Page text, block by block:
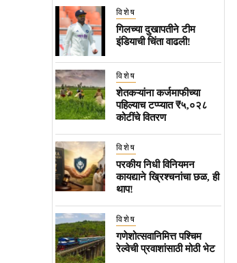
विशेष
गिलच्या दुखापतीने टीम
इंडियाची चिंता वाढली!
विशेष
शेतकऱ्यांना कर्जमाफीच्या
पहिल्याच टप्प्यात ₹५,०२८
कोटींचे वितरण
विशेष
परकीय निधी विनियमन
कायद्याने ख्रिश्चनांचा छळ, ही
थाप!
विशेष
गणेशोत्सवानिमित्त पश्चिम
रेल्वेची प्रवाशांसाठी मोठी भेट